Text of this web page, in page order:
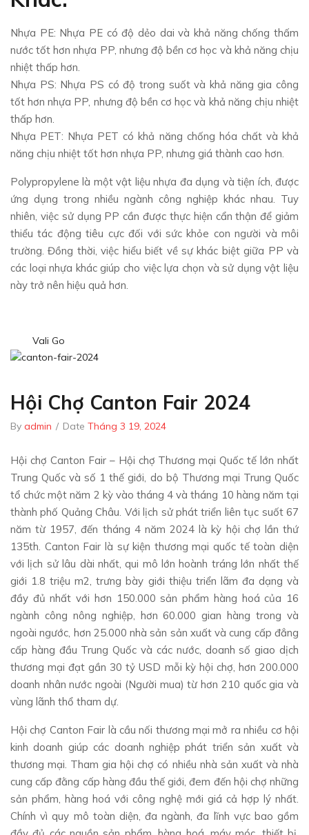
Nhựa PE: Nhựa PE có độ dẻo dai và khả năng chống thấm
nước tốt hơn nhựa PP, nhưng độ bền cơ học và khả năng chịu
nhiệt thấp hơn.
Nhựa PS: Nhựa PS có độ trong suốt và khả năng gia công
tốt hơn nhựa PP, nhưng độ bền cơ học và khả năng chịu nhiệt
thấp hơn.
Nhựa PET: Nhựa PET có khả năng chống hóa chất và khả
năng chịu nhiệt tốt hơn nhựa PP, nhưng giá thành cao hơn.
Polypropylene là một vật liệu nhựa đa dụng và tiện ích, được
ứng dụng trong nhiều ngành công nghiệp khác nhau. Tuy
nhiên, việc sử dụng PP cần được thực hiện cẩn thận để giảm
thiểu tác động tiêu cực đối với sức khỏe con người và môi
trường. Đồng thời, việc hiểu biết về sự khác biệt giữa PP và
các loại nhựa khác giúp cho việc lựa chọn và sử dụng vật liệu
này trở nên hiệu quả hơn.
Vali Go
Hội Chợ Canton Fair 2024
By admin / Date Tháng 3 19, 2024
Hội chợ Canton Fair – Hội chợ Thương mại Quốc tế lớn nhất
Trung Quốc và số 1 thế giới, do bộ Thương mại Trung Quốc
tổ chức một năm 2 kỳ vào tháng 4 và tháng 10 hàng năm tại
thành phố Quảng Châu. Với lịch sử phát triển liên tục suốt 67
năm từ 1957, đến tháng 4 năm 2024 là kỳ hội chợ lần thứ
135th. Canton Fair là sự kiện thương mại quốc tế toàn diện
với lịch sử lâu dài nhất, qui mô lớn hoành tráng lớn nhất thế
giới 1.8 triệu m2, trưng bày giới thiệu triển lãm đa dạng và
đầy đủ nhất với hơn 150.000 sản phẩm hàng hoá của 16
ngành công nông nghiệp, hơn 60.000 gian hàng trong và
ngoài ngước, hơn 25.000 nhà sản sản xuất và cung cấp đẳng
cấp hàng đầu Trung Quốc và các nước, doanh số giao dịch
thương mại đạt gần 30 tỷ USD mỗi kỳ hội chợ, hơn 200.000
doanh nhân nước ngoài (Người mua) từ hơn 210 quốc gia và
vùng lãnh thổ tham dự.
Hội chợ Canton Fair là cầu nối thương mại mở ra nhiều cơ hội
kinh doanh giúp các doanh nghiệp phát triển sản xuất và
thương mại. Tham gia hội chợ có nhiều nhà sản xuất và nhà
cung cấp đằng cấp hàng đầu thế giới, đem đến hội chợ những
sản phẩm, hàng hoá với công nghệ mới giá cả hợp lý nhất.
Chính vì quy mô toàn diện, đa ngành, đa lĩnh vực bao gồm